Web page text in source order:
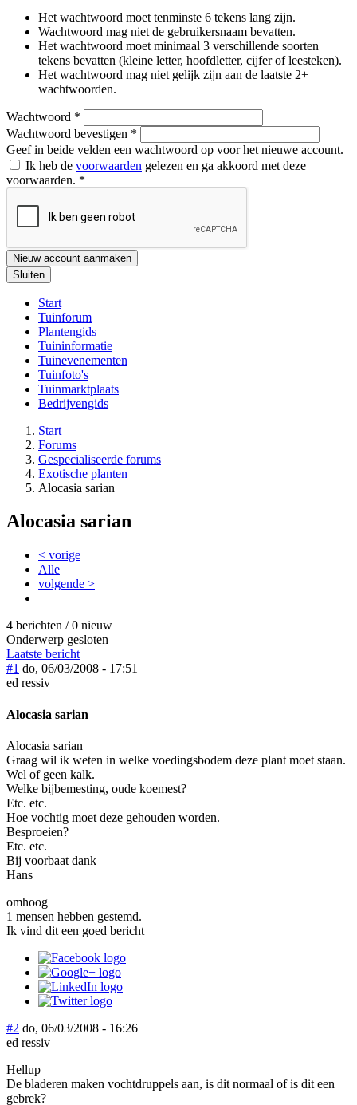
Het wachtwoord moet tenminste 6 tekens lang zijn.
Wachtwoord mag niet de gebruikersnaam bevatten.
Het wachtwoord moet minimaal 3 verschillende soorten
tekens bevatten (kleine letter, hoofdletter, cijfer of leesteken).
Het wachtwoord mag niet gelijk zijn aan de laatste 2+
wachtwoorden.
Wachtwoord *
Wachtwoord bevestigen *
Geef in beide velden een wachtwoord op voor het nieuwe account.
Ik heb de voorwaarden gelezen en ga akkoord met deze
voorwaarden. *
Nieuw account aanmaken
Sluiten
Start
Tuinforum
Plantengids
Tuininformatie
Tuinevenementen
Tuinfoto's
Tuinmarktplaats
Bedrijvengids
Start
Forums
Gespecialiseerde forums
Exotische planten
Alocasia sarian
Alocasia sarian
< vorige
Alle
volgende >
4 berichten / 0 nieuw
Onderwerp gesloten
Laatste bericht
#1 do, 06/03/2008 - 17:51
ed ressiv
Alocasia sarian
Alocasia sarian
Graag wil ik weten in welke voedingsbodem deze plant moet staan.
Wel of geen kalk.
Welke bijbemesting, oude koemest?
Etc. etc.
Hoe vochtig moet deze gehouden worden.
Besproeien?
Etc. etc.
Bij voorbaat dank
Hans
omhoog
1 mensen hebben gestemd.
Ik vind dit een goed bericht
#2 do, 06/03/2008 - 16:26
ed ressiv
Hellup
De bladeren maken vochtdruppels aan, is dit normaal of is dit een
gebrek?